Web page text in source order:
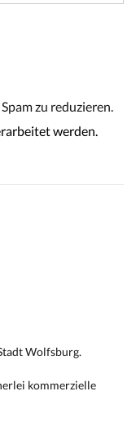
zu reduzieren.
werden.
Wolfsburg.
kommerzielle